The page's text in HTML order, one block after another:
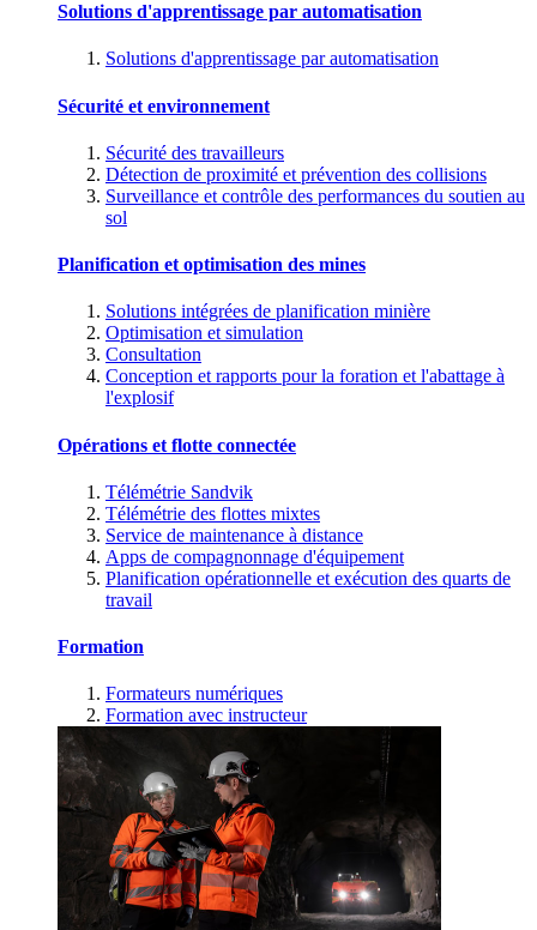
Solutions d'apprentissage par automatisation
Solutions d'apprentissage par automatisation
Sécurité et environnement
Sécurité des travailleurs
Détection de proximité et prévention des collisions
Surveillance et contrôle des performances du soutien au
sol
Planification et optimisation des mines
Solutions intégrées de planification minière
Optimisation et simulation
Consultation
Conception et rapports pour la foration et l'abattage à
l'explosif
Opérations et flotte connectée
Télémétrie Sandvik
Télémétrie des flottes mixtes
Service de maintenance à distance
Apps de compagnonnage d'équipement
Planification opérationnelle et exécution des quarts de
travail
Formation
Formateurs numériques
Formation avec instructeur